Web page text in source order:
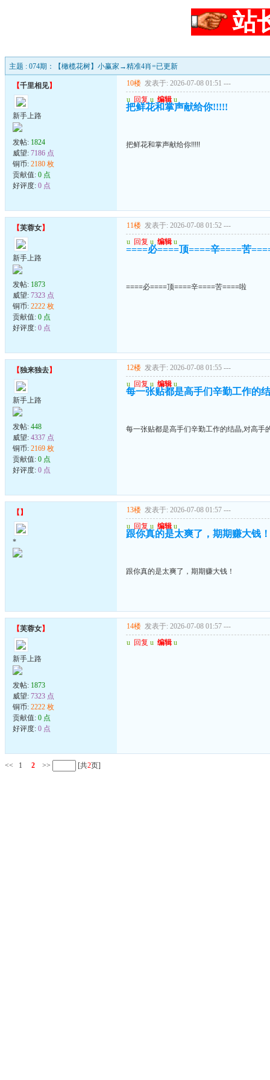
站
主题 : 074期：【橄榄花树】小赢家→精准4肖=已更新
【千里相见】
新手上路
发帖: 1824
威望: 7186 点
铜币: 2180 枚
贡献值: 0 点
好评度: 0 点
10楼 发表于: 2026-07-08 01:51 ---
u 回复 u 编辑 u
把鲜花和掌声献给你!!!!!
把鲜花和掌声献给你!!!!!
【芙蓉女】
新手上路
发帖: 1873
威望: 7323 点
铜币: 2222 枚
贡献值: 0 点
好评度: 0 点
11楼 发表于: 2026-07-08 01:52 ---
u 回复 u 编辑 u
====必====顶====辛====苦
====必====顶====辛====苦====啦
【独来独去】
新手上路
发帖: 448
威望: 4337 点
铜币: 2169 枚
贡献值: 0 点
好评度: 0 点
12楼 发表于: 2026-07-08 01:55 ---
u 回复 u 编辑 u
每一张贴都是高手们辛勤工作的
每一张贴都是高手们辛勤工作的结晶,对高手
【 】
*
13楼 发表于: 2026-07-08 01:57 ---
u 回复 u 编辑 u
跟你真的是太爽了，期期赚大钱！
跟你真的是太爽了，期期赚大钱！
【芙蓉女】
新手上路
发帖: 1873
威望: 7323 点
铜币: 2222 枚
贡献值: 0 点
好评度: 0 点
14楼 发表于: 2026-07-08 01:57 ---
u 回复 u 编辑 u
<< 1 2 >> [共2页]